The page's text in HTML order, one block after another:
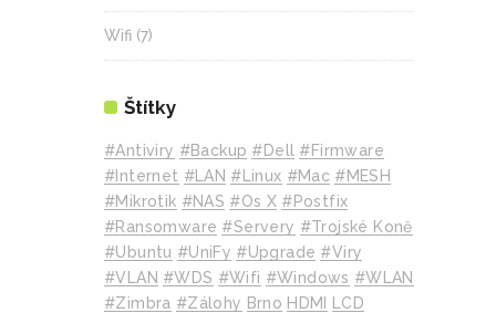
Wifi (7)
Štítky
#Antiviry #backup #Dell
#Firmware
#internet #LAN #Linux #mac #MESH
#mikrotik #NAS #Os X #Postfix
#Ransomware #Servery #Trojské Koně
#Ubuntu #UniFy #Upgrade #Viry
#VLAN #WDS #wifi #Windows #WLAN
#Zimbra #zálohy Brno HDMI
LCD